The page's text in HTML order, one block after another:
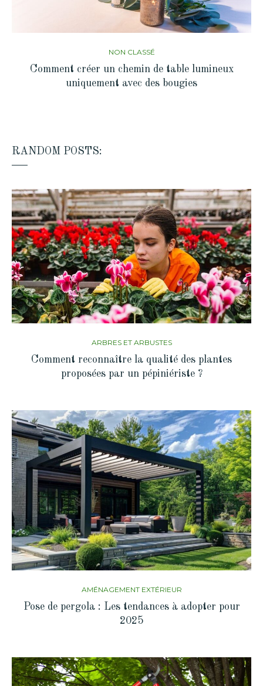
NON CLASSÉ
Comment créer un chemin de table lumineux
uniquement avec des bougies
RANDOM POSTS:
ARBRES ET ARBUSTES
Comment reconnaître la qualité des plantes
proposées par un pépiniériste ?
AMÉNAGEMENT EXTÉRIEUR
Pose de pergola : Les tendances à adopter pour
2025